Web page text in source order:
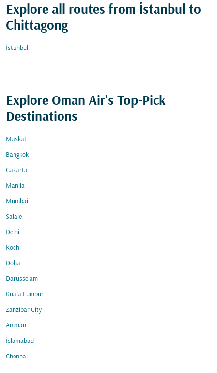
Explore all routes from İstanbul to
Chittagong
İstanbul
Explore Oman Air's Top-Pick
Destinations
Maskat
Bangkok
Cakarta
Manila
Mumbai
Salale
Delhi
Kochi
Doha
Darüsselam
Kuala Lumpur
Zanzibar City
Amman
İslamabad
Chennai